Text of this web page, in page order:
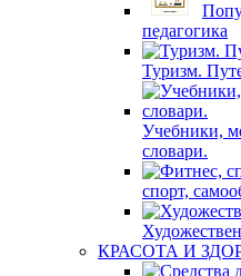
педагогика
Туризм.
Учебники,
словари.
спорт,
КРАСОТА И